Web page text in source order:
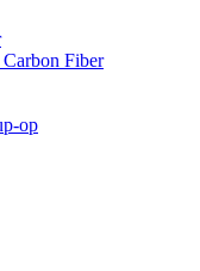
Fiber
op